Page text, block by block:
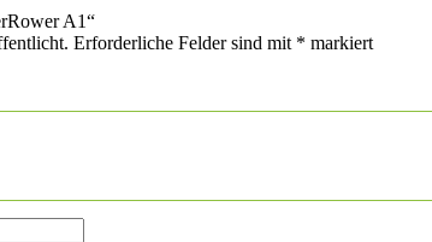
A1“
Erforderliche Felder sind mit * markiert